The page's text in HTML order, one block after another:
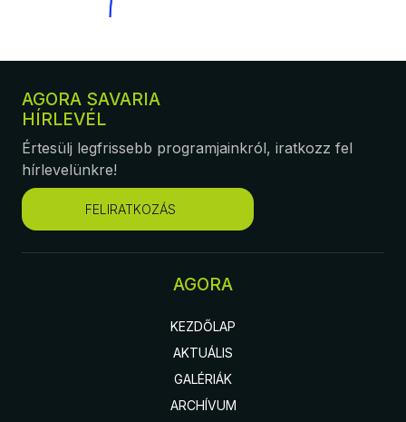
AGORA SAVARIA
HÍRLEVÉL
Értesülj legfrissebb programjainkról, iratkozz fel
hírlevelünkre!
FELIRATKOZÁS
AGORA
KEZDŐLAP
AKTUÁLIS
GALÉRIÁK
ARCHÍVUM